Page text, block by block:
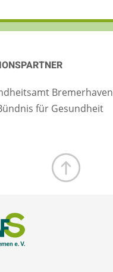
Bremerhaven
für Gesundheit